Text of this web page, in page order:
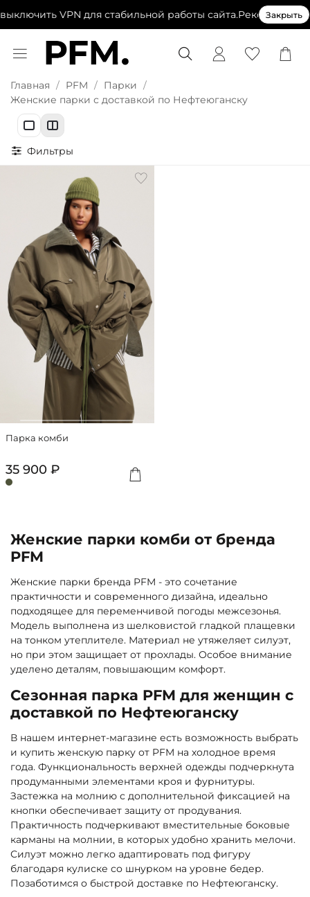
VPN для стабильной работы сайта.Рекомендуем
Закрыть
Главная PFM
Парки
Женские парки с доставкой по Нефтеюганску
Фильтры
Парка комби
35 900 ₽
Женские парки комби от бренда
PFM
Женские парки бренда PFM - это сочетание
практичности и современного дизайна, идеально
подходящее для переменчивой погоды межсезонья.
Модель выполнена из шелковистой гладкой плащевки
на тонком утеплителе. Материал не утяжеляет силуэт,
но при этом защищает от прохлады. Особое внимание
уделено деталям, повышающим комфорт.
Сезонная парка PFM для женщин с
доставкой по Нефтеюганску
В нашем интернет-магазине есть возможность выбрать
и купить женскую парку от PFM на холодное время
года. Функциональность верхней одежды подчеркнута
продуманными элементами кроя и фурнитуры.
Застежка на молнию с дополнительной фиксацией на
кнопки обеспечивает защиту от продувания.
Практичность подчеркивают вместительные боковые
карманы на молнии, в которых удобно хранить мелочи.
Силуэт можно легко адаптировать под фигуру
благодаря кулиске со шнурком на уровне бедер.
Позаботимся о быстрой доставке по Нефтеюганску.